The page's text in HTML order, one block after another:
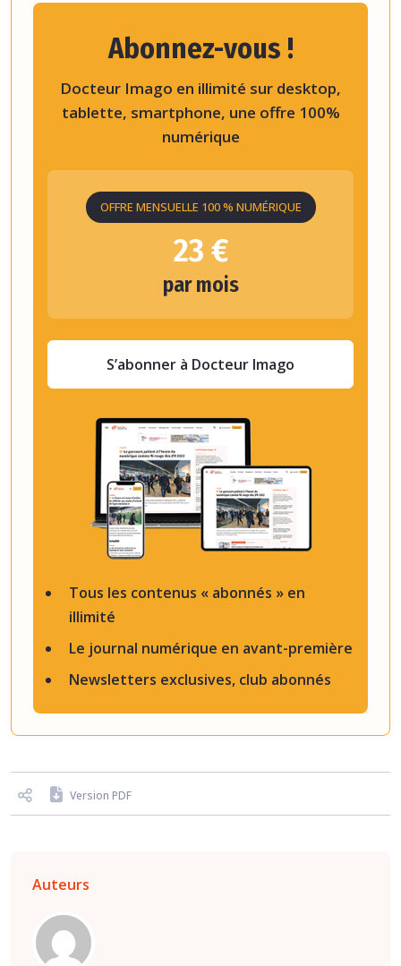
Tous les contenus « abonnés » en
illimité
Le journal numérique en avant-première
Newsletters exclusives, club abonnés
Abonnez-vous !
Docteur Imago en illimité sur desktop,
tablette, smartphone, une offre 100%
numérique
OFFRE MENSUELLE 100 % NUMÉRIQUE
23 €
par mois
S’abonner à Docteur Imago
Version PDF
Auteurs